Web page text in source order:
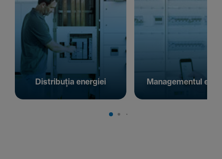
Distribuția energiei Managementul